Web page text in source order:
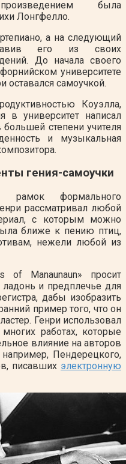
была
Лонгфелло.
а на следующий
его из своих
До начала своего
университете
оставался самоучкой.
Коуэлла,
в университет написал
степени учителя
и музыкальная
гения-самоучки
рамок формального
рассматривал любой
с которым можно
ближе к пению птиц,
нежели любой из
Manaunaun» просит
ладонь и предплечье для
дабы изобразить
пример того, что он
Генри использовал
работах, которые
влияние на авторов
Пендерецкого,
писавших электронную